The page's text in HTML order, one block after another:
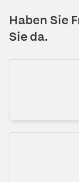
Haben Sie
Sie da.